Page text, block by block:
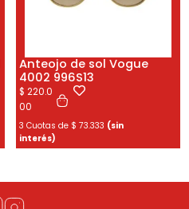
Anteojo de sol Vogue
4002 996S13
$ 220.0
00
3 Cuotas de $ 73.333 (sin
interés)